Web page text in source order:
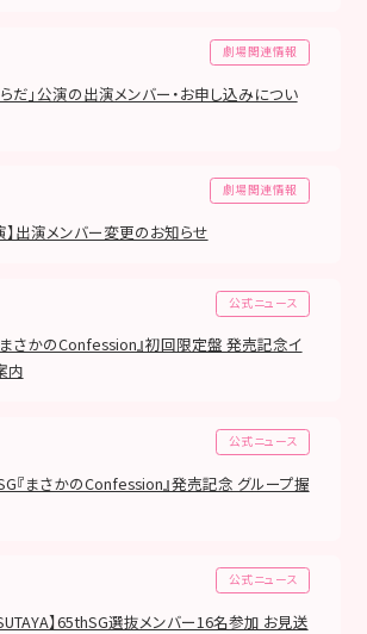
劇場関連情報
だ」公演の出演メンバー・お申し込みについ
劇場関連情報
】出演メンバー変更のお知らせ
公式ニュース
さかのConfession』初回限定盤 発売記念イ
内
公式ニュース
『まさかのConfession』発売記念 グループ握
公式ニュース
】65thSG選抜メンバー16名参加 お見送